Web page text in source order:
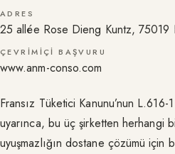
ADRES
25 allée Rose Dieng Kuntz, 75019
ÇEVRIMIÇI BAŞVURU
www.anm-conso.com
Fransız Tüketici Kanunu’nun
uyarınca, bu üç şirketten herhangi
uyuşmazlığın dostane çözümü için